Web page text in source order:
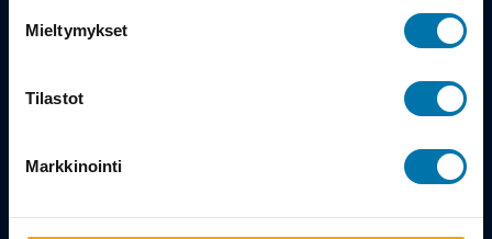
Mieltymykset
Tilastot
Markkinointi